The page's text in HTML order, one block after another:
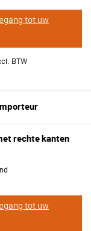
tot uw
rechte kanten
tot uw